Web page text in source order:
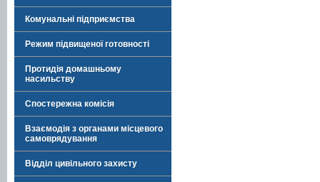
Комунальні підприємства
Режим підвищеної готовності
Протидія домашньому
насильству
Спостережна комісія
Взаємодія з органами місцевого
самоврядування
Відділ цивільного захисту